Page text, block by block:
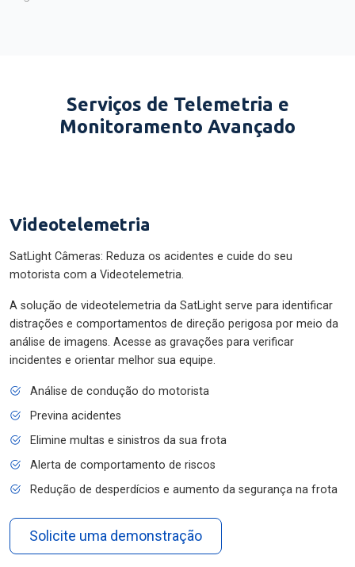
Serviços de Telemetria e
Monitoramento Avançado
Videotelemetria
SatLight Câmeras: Reduza os acidentes e cuide do seu
motorista com a Videotelemetria.
A solução de videotelemetria da SatLight serve para identificar
distrações e comportamentos de direção perigosa por meio da
análise de imagens. Acesse as gravações para verificar
incidentes e orientar melhor sua equipe.
Análise de condução do motorista
Previna acidentes
Elimine multas e sinistros da sua frota
Alerta de comportamento de riscos
Redução de desperdícios e aumento da segurança na frota
Solicite uma demonstração